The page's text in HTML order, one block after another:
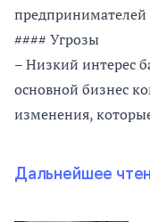
предпринимателей
#### Угрозы
– Низкий интерес
основной бизнес
изменения,
Дальнейшее